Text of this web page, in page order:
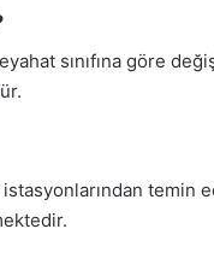
sınıfına göre
temin